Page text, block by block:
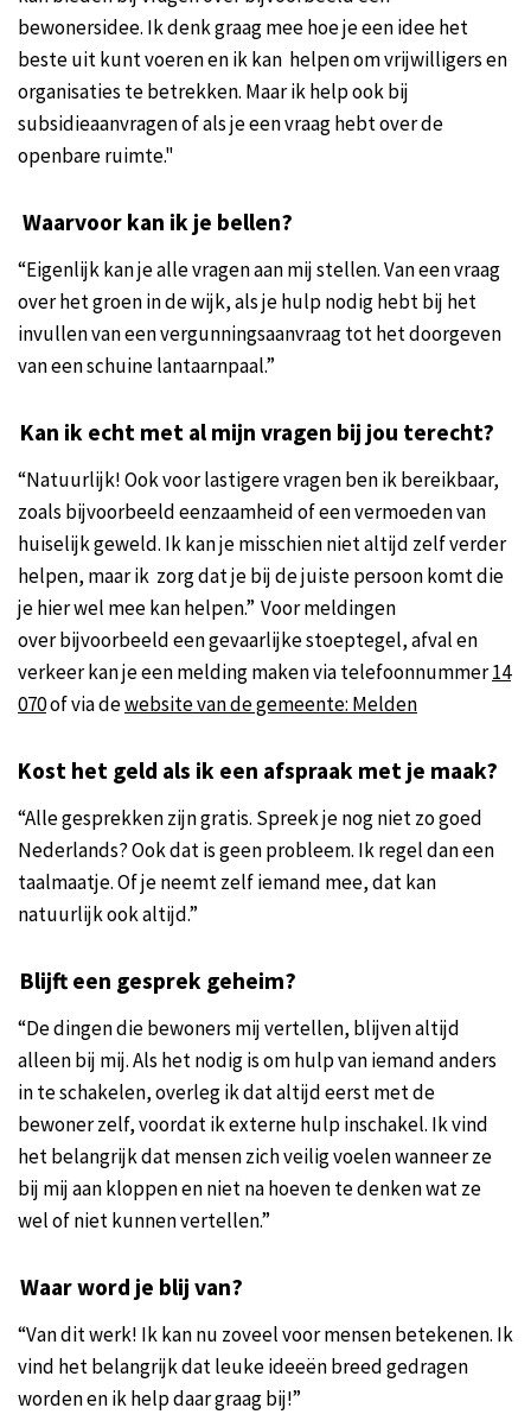
bewonersidee. Ik denk graag mee hoe je een idee het
beste uit kunt voeren en ik kan helpen om vrijwilligers en
organisaties te betrekken. Maar ik help ook bij
subsidieaanvragen of als je een vraag hebt over de
openbare ruimte."
Waarvoor kan ik je bellen?
“Eigenlijk kan je alle vragen aan mij stellen. Van een vraag
over het groen in de wijk, als je hulp nodig hebt bij het
invullen van een vergunningsaanvraag tot het doorgeven
van een schuine lantaarnpaal.”
Kan ik echt met al mijn vragen bij jou terecht?
“Natuurlijk! Ook voor lastigere vragen ben ik bereikbaar,
zoals bijvoorbeeld eenzaamheid of een vermoeden van
huiselijk geweld. Ik kan je misschien niet altijd zelf verder
helpen, maar ik zorg dat je bij de juiste persoon komt die
je hier wel mee kan helpen.” Voor meldingen
over bijvoorbeeld een gevaarlijke stoeptegel, afval en
verkeer kan je een melding maken via telefoonnummer14
070of via dewebsite van de gemeente: Melden
Kost het geld als ik een afspraak met je maak?
“Alle gesprekken zijn gratis. Spreek je nog niet zo goed
Nederlands? Ook dat is geen probleem. Ik regel dan een
taalmaatje. Of je neemt zelf iemand mee, dat kan
natuurlijk ook altijd.”
Blijft een gesprek geheim?
“De dingen die bewoners mij vertellen, blijven altijd
alleen bij mij. Als het nodig is om hulp van iemand anders
in te schakelen, overleg ik dat altijd eerst met de
bewoner zelf, voordat ik externe hulp inschakel. Ik vind
het belangrijk dat mensen zich veilig voelen wanneer ze
bij mij aan kloppen en niet na hoeven te denken wat ze
wel of niet kunnen vertellen.”
Waar word je blij van?
“Van dit werk! Ik kan nu zoveel voor mensen betekenen. Ik
vind het belangrijk dat leuke ideeën breed gedragen
worden en ik help daar graag bij!”